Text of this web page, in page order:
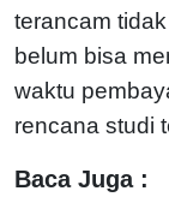
terancam
belum bisa
waktu
rencana studi
Baca Juga :